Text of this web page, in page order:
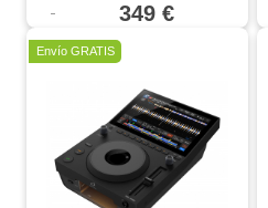
349 €
Oferta
Envío GRATIS